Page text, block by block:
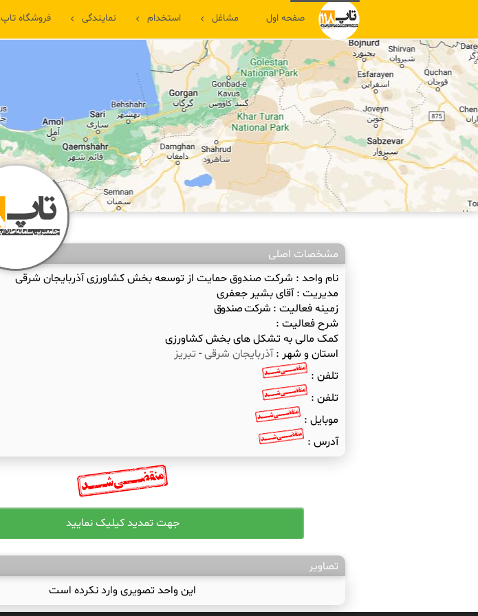
صفحه اول مشاغل استخدام نمایندگی فروشگاه تاپ۱۱۸
مشخصات اصلی
نام واحد : شرکت صندوق حمایت از توسعه بخش کشاورزی آذربایجان شرقی
مدیریت :آقای بشیر جعفری
زمینه فعالیت :شرکت صندوق
شرح فعالیت :
کمک مالی به تشکل های بخش کشاورزی
استان و شهر :آذربایجان شرقی- تبریز
تلفن :
تلفن :
موبایل :
آدرس :
تصاویر
این واحد تصویری وارد نکرده است